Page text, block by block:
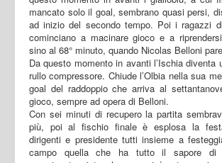
mancato solo il goal, sembrano quasi persi,
ad inizio del secondo tempo. Poi i ragazzi
cominciano a macinare gioco e a
sino al 68° minuto, quando Nicolas Belloni
Da questo momento in avanti l’Ischia diventa
rullo compressore. Chiude l’Olbia nella sua
goal del raddoppio che arriva al
gioco, sempre ad opera di Belloni.
Con sei minuti di recupero la partita
più, poi al fischio finale è esplosa la
dirigenti e presidente tutti insieme a
campo quella che ha tutto il sapore di